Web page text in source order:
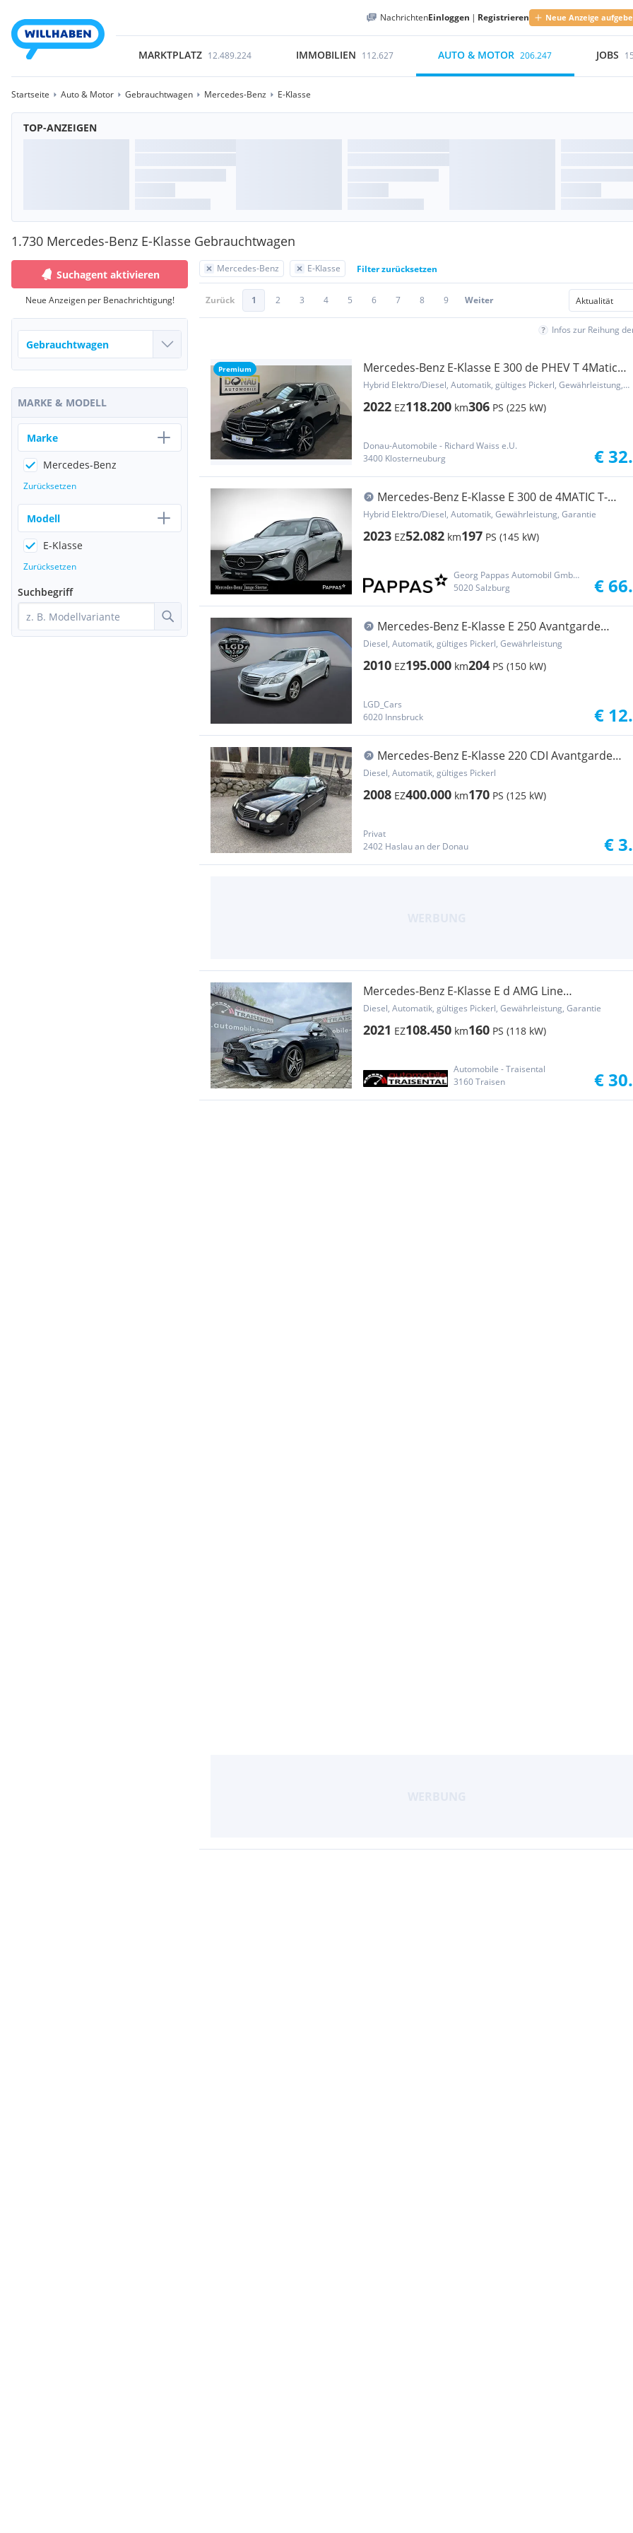
NachrichtenEinloggen | Registrieren Neue Anzeige
MARKTPLATZ 12.489.224 IMMOBILIEN 112.627 AUTO & MOTOR 206.247 JOBS
Startseite Auto & Motor Gebrauchtwagen Mercedes-Benz E-Klasse
TOP-ANZEIGEN
1.730 Mercedes-Benz E-Klasse Gebrauchtwagen
Mercedes-Benz E-Klasse Filter zurücksetzen
Zurück 1 2 3 4 5 6 7 8 9 Weiter
Infos zur Reihung
Premium
Mercedes-Benz E-Klasse E 300 de PHEV T 4Matic
Aut. Avantgarde * ACC *...
Hybrid Elektro/Diesel, Automatik, gültiges Pickerl, Gewährleistung, Garantie
2022 EZ118.200 km306 PS (225 kW)
Donau-Automobile - Richard Waiss e.U.
3400 Klosterneuburg
€
Mercedes-Benz E-Klasse E 300 de 4MATIC T-
Modell Totw Distr PTS LED Pan
Hybrid Elektro/Diesel, Automatik, Gewährleistung, Garantie
2023 EZ52.082 km197 PS (145 kW)
Georg Pappas Automobil GmbH - Salzburg
5020 Salzburg
€
Mercedes-Benz E-Klasse E 250 Avantgarde
BlueEfficiency CDI Aut.
Diesel, Automatik, gültiges Pickerl, Gewährleistung
2010 EZ195.000 km204 PS (150 kW)
LGD_Cars
6020 Innsbruck
€
Mercedes-Benz E-Klasse 220 CDI Avantgarde
FACELIFT Vollausstattung
Diesel, Automatik, gültiges Pickerl
2008 EZ400.000 km170 PS (125 kW)
Privat
2402 Haslau an der Donau
€
Mercedes-Benz E-Klasse E d AMG Line
/LED.Scheinwerfer/ACC/Kamera/Keyless
Diesel, Automatik, gültiges Pickerl, Gewährleistung, Garantie
2021 EZ108.450 km160 PS (118 kW)
Automobile - Traisental
3160 Traisen
€
Suchagent aktivieren
Neue Anzeigen per Benachrichtigung!
MARKE & MODELL
Marke
Mercedes-Benz
Zurücksetzen
Modell
E-Klasse
Zurücksetzen
Suchbegriff